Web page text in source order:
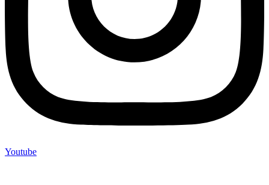
Youtube